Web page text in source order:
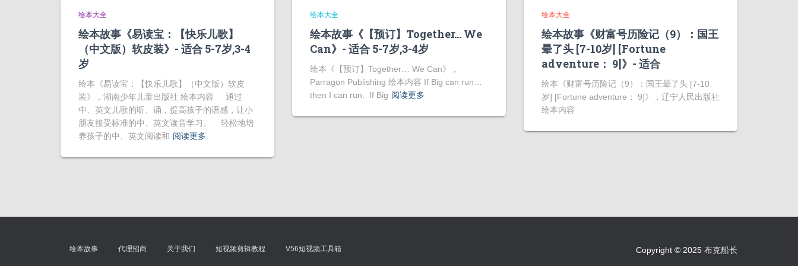
绘本大全
绘本故事《易读宝：【快乐儿歌】
（中文版）软皮装》- 适合 5-7岁,3-4
岁
绘本《易读宝：【快乐儿歌】（中文版）软皮
装》，湖南少年儿童出版社 绘本内容 通过
中、英文儿歌的听、诵，提高孩子的语感，让小
朋友接受标准的中、英文读音学习。 轻松地培
养孩子的中、英文阅读和 阅读更多
绘本大全
绘本故事《【预订】Together… We
Can》- 适合 5-7岁,3-4岁
绘本《【预订】Together… We Can》，
Parragon Publishing 绘本内容 If Big can run…
then I can run. If Big 阅读更多
绘本大全
绘本故事《财富号历险记（9）：国王
晕了头 [7-10岁] [Fortune
adventure： 9]》- 适合
绘本《财富号历险记（9）：国王晕了头 [7-10
岁] [Fortune adventure： 9]》，辽宁人民出版社
绘本内容
绘本故事 代理招商 关于我们 短视频剪辑教程 V56短视频工具箱 Copyright © 2025 布克船长